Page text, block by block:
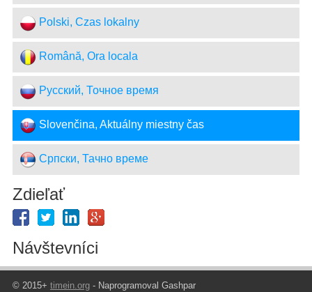
Polski, Czas lokalny
Română, Ora locala
Русский, Точное время
Slovenčina, Aktuálny miestny čas
Српски, Тачно време
Zdieľať
Návštevníci
© 2015+ timein.org- Naprogramoval Gashpar